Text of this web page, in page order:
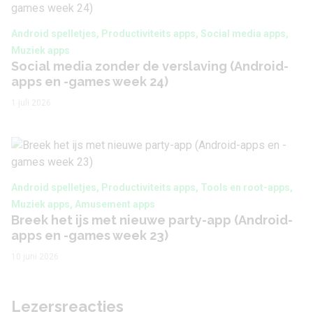
Android spelletjes, Productiviteits apps, Social media apps,
Muziek apps
Social media zonder de verslaving (Android-
apps en -games week 24)
Android spelletjes, Productiviteits apps, Tools en root-apps,
Muziek apps, Amusement apps
Breek het ijs met nieuwe party-app (Android-
apps en -games week 23)
Lezersreacties